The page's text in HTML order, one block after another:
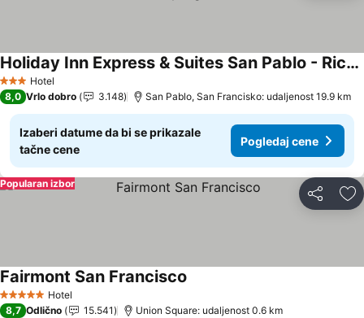
3 Zvezdice
Hotel
Holiday Inn Express & Suites San Pablo - Richmond Area By Ihg
Pogledaj cene
8,0 Vrlo dobro 3.148 San Pablo, San Francisko: udaljenost 19.9 km
Izaberi datume da bi se prikazale
tačne cene
Pogledaj cene
Deli
Popularan izbor
5 ZvezdiceHotel
Fairmont San Francisco
8,7 Odlično 15.541 Union Square: udaljenost 0.6 km